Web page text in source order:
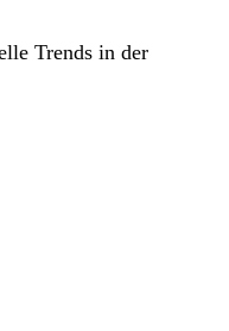
Trends in der